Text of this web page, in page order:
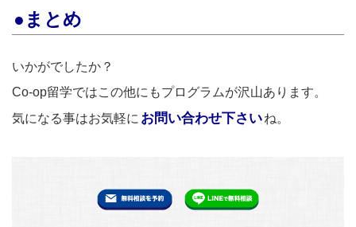
●まとめ
いかがでしたか？
Co-op留学ではこの他にもプログラムが沢山あります。
気になる事はお気軽に お問い合わせ下さいね。